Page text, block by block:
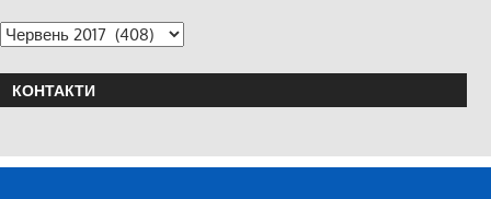
КОНТАКТИ